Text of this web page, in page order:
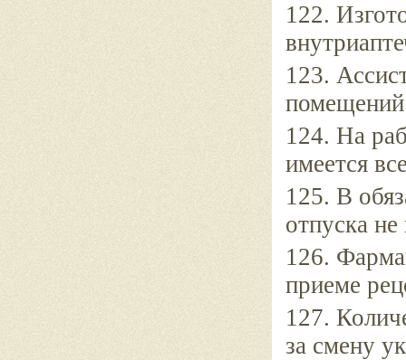
122.
123.
помещений
124. На
имеется
125. В
отпуска не
126.
приеме
127.
за смену